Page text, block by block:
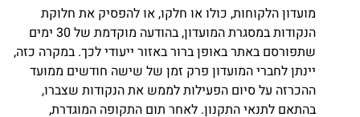
מועדון הלקוחות, כולו או חלקו, או להפסיק את חלוקת
הנקודות במסגרת המועדון, בהודעה מוקדמת של 30 ימים
שתפורסם באתר באופן ברור באזור ייעודי לכך. במקרה כזה,
יינתן לחברי המועדון פרק זמן של שישה חודשים ממועד
ההכרזה על סיום הפעילות לממש את הנקודות שצברו,
בהתאם לתנאי התקנון. לאחר תום התקופה המוגדרת,